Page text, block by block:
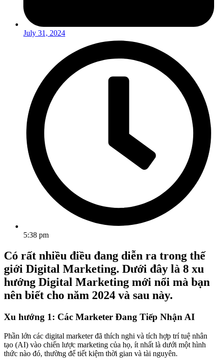
July 31, 2024
5:38 pm
Có rất nhiều điều đang diễn ra trong thế
giới Digital Marketing. Dưới đây là 8 xu
hướng Digital Marketing mới nổi mà bạn
nên biết cho năm 2024 và sau này.
Xu hướng 1: Các Marketer Đang Tiếp Nhận AI
Phần lớn các digital marketer đã thích nghi và tích hợp trí tuệ nhân
tạo (AI) vào chiến lược marketing của họ, ít nhất là dưới một hình
thức nào đó, thường để tiết kiệm thời gian và tài nguyên.